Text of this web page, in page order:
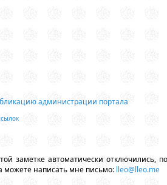
администрации портала
заметке автоматически
можете написать мне письмо: lleo@lleo.me